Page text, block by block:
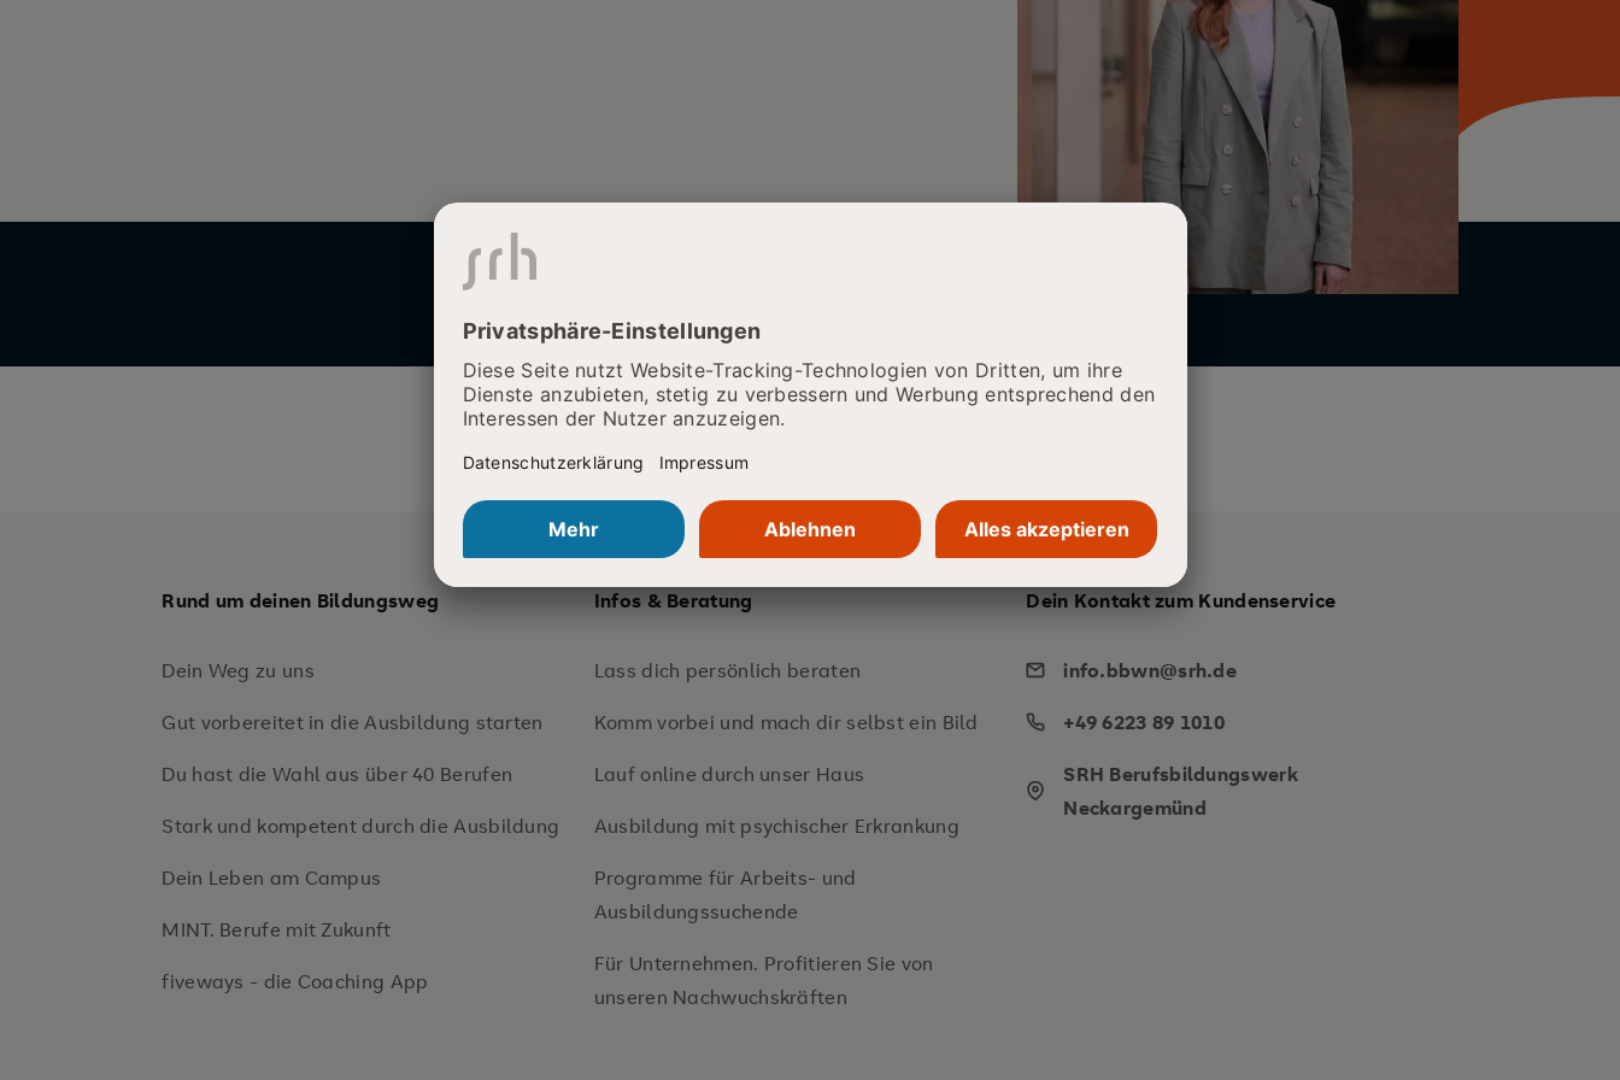
Rund um deinen Bildungsweg
Dein Weg zu uns
Gut vorbereitet in die Ausbildung starten
Du hast die Wahl aus über 40 Berufen
Stark und kompetent durch die Ausbildung
Dein Leben am Campus
MINT. Berufe mit Zukunft
fiveways - die Coaching App
Infos & Beratung
Lass dich persönlich beraten
Komm vorbei und mach dir selbst ein Bild
Lauf online durch unser Haus
Ausbildung mit psychischer Erkrankung
Programme für Arbeits- und
Ausbildungssuchende
Für Unternehmen. Profitieren Sie von
unseren Nachwuchskräften
Dein Kontakt zum Kundenservice
info.bbwn@srh.de
+49 6223 89 1010
SRH Berufsbildungswerk
Neckargemünd